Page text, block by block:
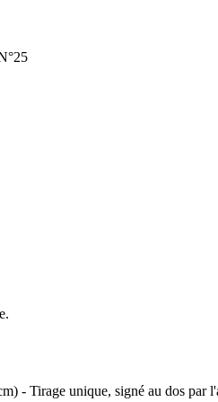
- Tirage unique, signé au dos par